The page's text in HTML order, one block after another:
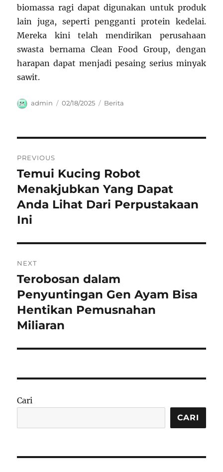
biomassa ragi dapat digunakan untuk produk
lain juga, seperti pengganti protein kedelai.
Mereka kini telah mendirikan perusahaan
swasta bernama Clean Food Group, dengan
harapan dapat menjadi pesaing serius minyak
sawit.
Author
admin
Posted
02/18/2025 Categories
Berita
pos
PREVIOUS
Previous
post:
Temui Kucing Robot
Menakjubkan Yang Dapat
Anda Lihat Dari Perpustakaan
Ini
NEXT
Next
post:
Terobosan dalam
Penyuntingan Gen Ayam Bisa
Hentikan Pemusnahan
Miliaran
Cari
CARI